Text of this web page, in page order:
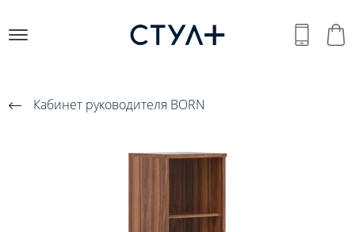
Кабинет руководителя BORN